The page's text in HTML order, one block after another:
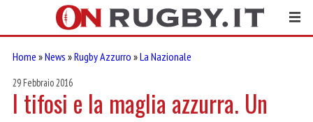
Home »News »Rugby Azzurro »La Nazionale
29 Febbraio 2016
I tifosi e la maglia azzurra. Un